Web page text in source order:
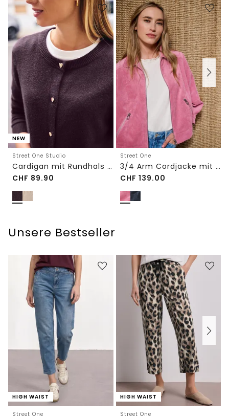
NEW
Street One Studio
Cardigan mit Rundhals und Knöpfen
CHF 89.90
Street One
3/4 Arm Cordjacke mit Hemdkragen
CHF 139.00
Unsere Bestseller
HIGH WAIST
Street One
HIGH WAIST
Street One